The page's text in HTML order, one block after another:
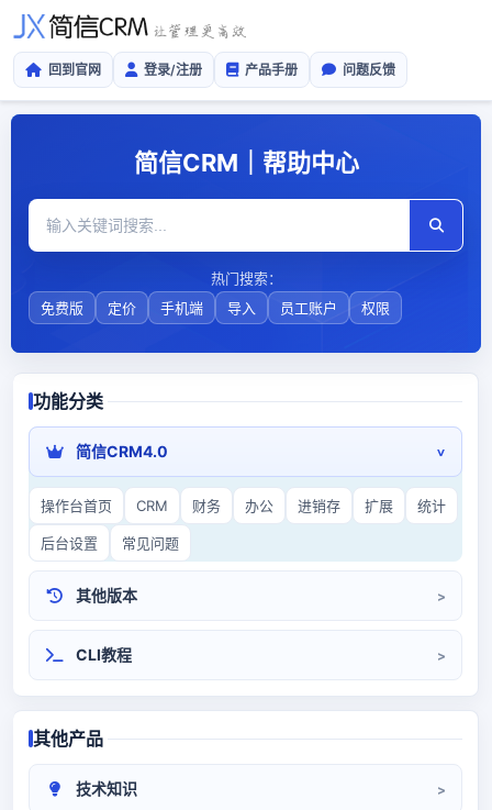
回到官网 登录/注册 产品手册 问题反馈
简信CRM｜帮助中心
热门搜索：
免费版
定价 手机端 导入 员工账户 权限
功能分类
简信CRM4.0
操作台首页 CRM 财务 办公 进销存 扩展 统计
后台设置 常见问题
其他版本
CLI教程
其他产品
技术知识